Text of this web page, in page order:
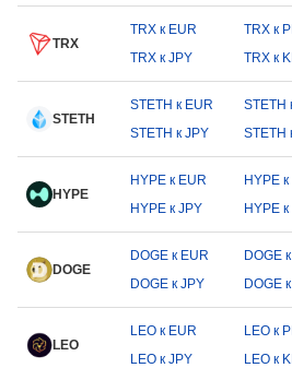
TRX
TRX к EUR TRX к
TRX к JPY
TRX к
STETH
STETH к EUR STETH
STETH к JPY
STETH
HYPE
HYPE к EUR HYPE к
HYPE к JPY
HYPE
DOGE
DOGE к EUR DOGE
DOGE к JPY
DOGE
LEO
LEO к EUR LEO к
LEO к JPY
LEO к